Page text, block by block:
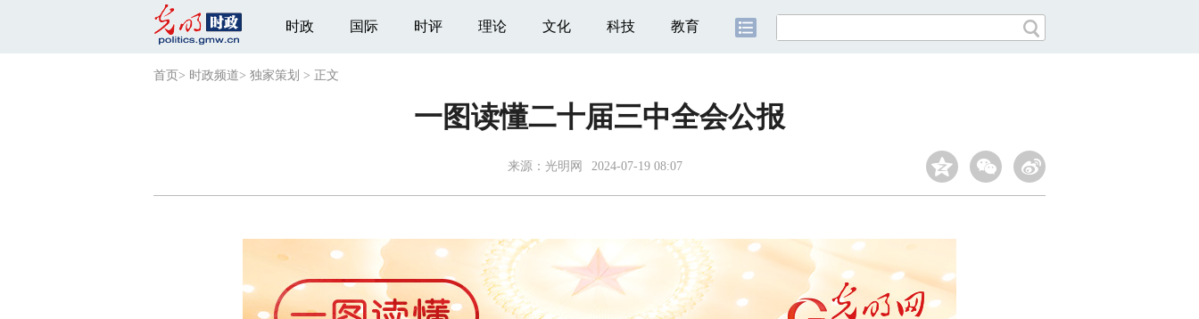
时政 国际 时评 理论 文化 科技 教育
首页 > 时政频道> 独家策划 > 正文
一图读懂二十届三中全会公报
来源： 光明网 2024-07-19 08:07